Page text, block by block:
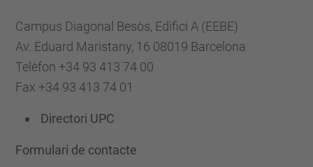
Campus Diagonal Besòs, Edifici A (EEBE)
Av. Eduard Maristany, 16 08019 Barcelona
Telèfon +34 93 413 74 00
Fax +34 93 413 74 01
Directori UPC
Formulari de contacte